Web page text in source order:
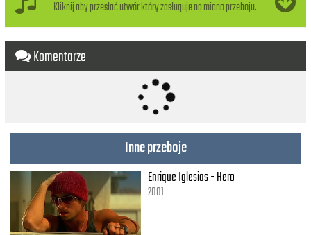
You can use that magic touch
When I'm down, you can bring me up
Up-p-p, up-p-p, up-p-p, up-p-p
And when I'm hurt, you know I don't need much
You can use that magic touch
You can use that magic touch
Kliknij aby przesłać utwór który zasługuje na miano przeboju.
Komentarze
Inne przeboje
Enrique Iglesias - Hero
2001